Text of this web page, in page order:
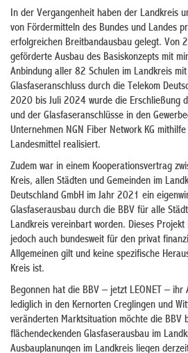
In der Vergangenheit haben der Landkreis
von Fördermitteln des Bundes und Landes
erfolgreichen Breitbandausbau gelegt.
geförderte Ausbau des Basiskonzepts mit
Anbindung aller 82 Schulen im Landkreis
Glasfaseranschluss durch die Telekom
2020 bis Juli 2024 wurde die Erschließung
und der Glasfaseranschlüsse in den
Unternehmen NGN Fiber Network KG
Landesmittel realisiert.
Zudem war in einem Kooperationsvertrag
Kreis, allen Städten und Gemeinden im
Deutschland GmbH im Jahr 2021 ein
Glasfaserausbau durch die BBV für alle
Landkreis vereinbart worden. Dieses
jedoch auch bundesweit für den privat
Allgemeinen gilt und keine spezifische
Kreis ist.
Begonnen hat die BBV – jetzt LEONET – ihr
lediglich in den Kernorten Creglingen und
veränderten Marktsituation möchte die BBV
flächendeckenden Glasfaserausbau im
Ausbauplanungen im Landkreis liegen